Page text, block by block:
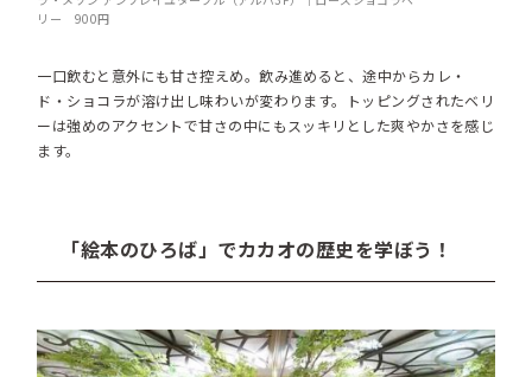
リー 900円
一口飲むと意外にも甘さ控えめ。飲み進めると、途中からカレ・
ド・ショコラが溶け出し味わいが変わります。トッピングされたベリ
ーは強めのアクセントで甘さの中にもスッキリとした爽やかさを感じ
ます。
「絵本のひろば」でカカオの歴史を学ぼう！